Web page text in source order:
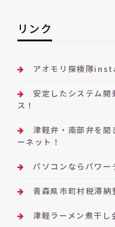
リンク
アオモリ探検隊
安定したシステム開
ス！
津軽弁・南部弁を
ーネット！
パソコンならパワー
青森県市町村税滞納
津軽ラーメン煮干し